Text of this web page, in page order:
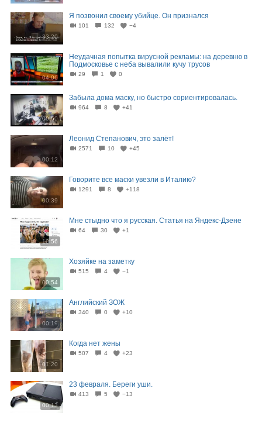
33:20
Я позвонил своему убийце. Он признался
101 132 −4
04:06
Неудачная попытка вирусной рекламы: на деревню в
Подмосковье с неба вывалили кучу трусов
29 1 0
00:50
Забыла дома маску, но быстро сориентировалась.
964 8 +41
00:12
Леонид Степанович, это залёт!
2571 10 +45
00:39
Говорите все маски увезли в Италию?
1291 8 +118
10:56
Мне стыдно что я русская. Статья на Яндекс-Дзене
64 30 +1
00:54
Хозяйке на заметку
515 4 −1
00:19
Английский ЗОЖ
340 0 +10
01:20
Когда нет жены
507 4 +23
00:13
23 февраля. Береги уши.
413 5 −13